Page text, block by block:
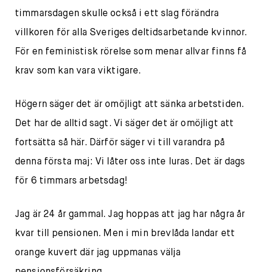
timmarsdagen skulle också i ett slag förändra
villkoren för alla Sveriges deltidsarbetande kvinnor.
För en feministisk rörelse som menar allvar finns få
krav som kan vara viktigare.
Högern säger det är omöjligt att sänka arbetstiden.
Det har de alltid sagt. Vi säger det är omöjligt att
fortsätta så här. Därför säger vi till varandra på
denna första maj: Vi låter oss inte luras. Det är dags
för 6 timmars arbetsdag!
Jag är 24 år gammal. Jag hoppas att jag har några år
kvar till pensionen. Men i min brevlåda landar ett
orange kuvert där jag uppmanas välja